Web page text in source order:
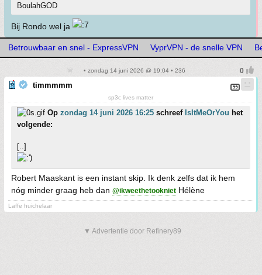
BoulahGOD
Bij Rondo wel ja
Betrouwbaar en snel - ExpressVPN VyprVPN - de snelle VPN
• zondag 14 juni 2026 @ 19:04 • 236
timmmmm
sp3c lives matter
Op zondag 14 juni 2026 16:25 schreef IsItMeOrYou het
volgende:
[..]
Robert Maaskant is een instant skip. Ik denk zelfs dat ik hem
nóg minder graag heb dan @ikweethetookniet Hélène
Laffe huichelaar
▼ Advertentie door Refinery89